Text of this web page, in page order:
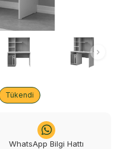
Tükendi
WhatsApp Bilgi Hattı